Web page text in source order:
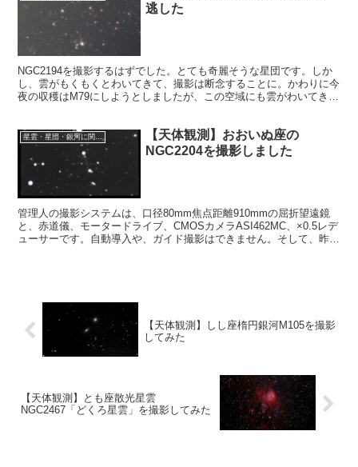
逃した
NGC2194を撮影するはずでした。とても奇麗そうな星団です。しか
し、雲がもくもくとわいてきて、撮影は断念することに。かわりに今
夜の収穫はM79にしようとしましたが、この空域にも雲がわいてき
星雲・星団・銀河に関する情報
【天体観測】おおいぬ座の
NGC2204を撮影しました
管理人の撮影システムは、口径80mm焦点距離910mmの屈折望遠鏡
と、赤道儀、モータードライブ、CMOSカメラASI462MC、×0.5レデ
ューサーです。自動導入や、ガイド撮影はできません。そして、昨夜
【天体観測】しし座楕円銀河M105を撮影
してみた
【天体観測】とも座散光星雲
NGC2467「どくろ星雲」を撮影してみた